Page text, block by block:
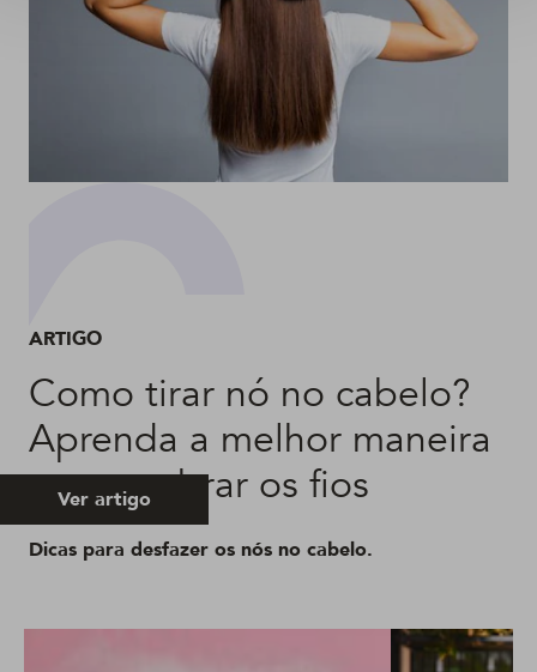
ARTIGO
Como tirar nó no cabelo?
Aprenda a melhor maneira
sem quebrar os fios
Dicas para desfazer os nós no cabelo.
Ver artigo